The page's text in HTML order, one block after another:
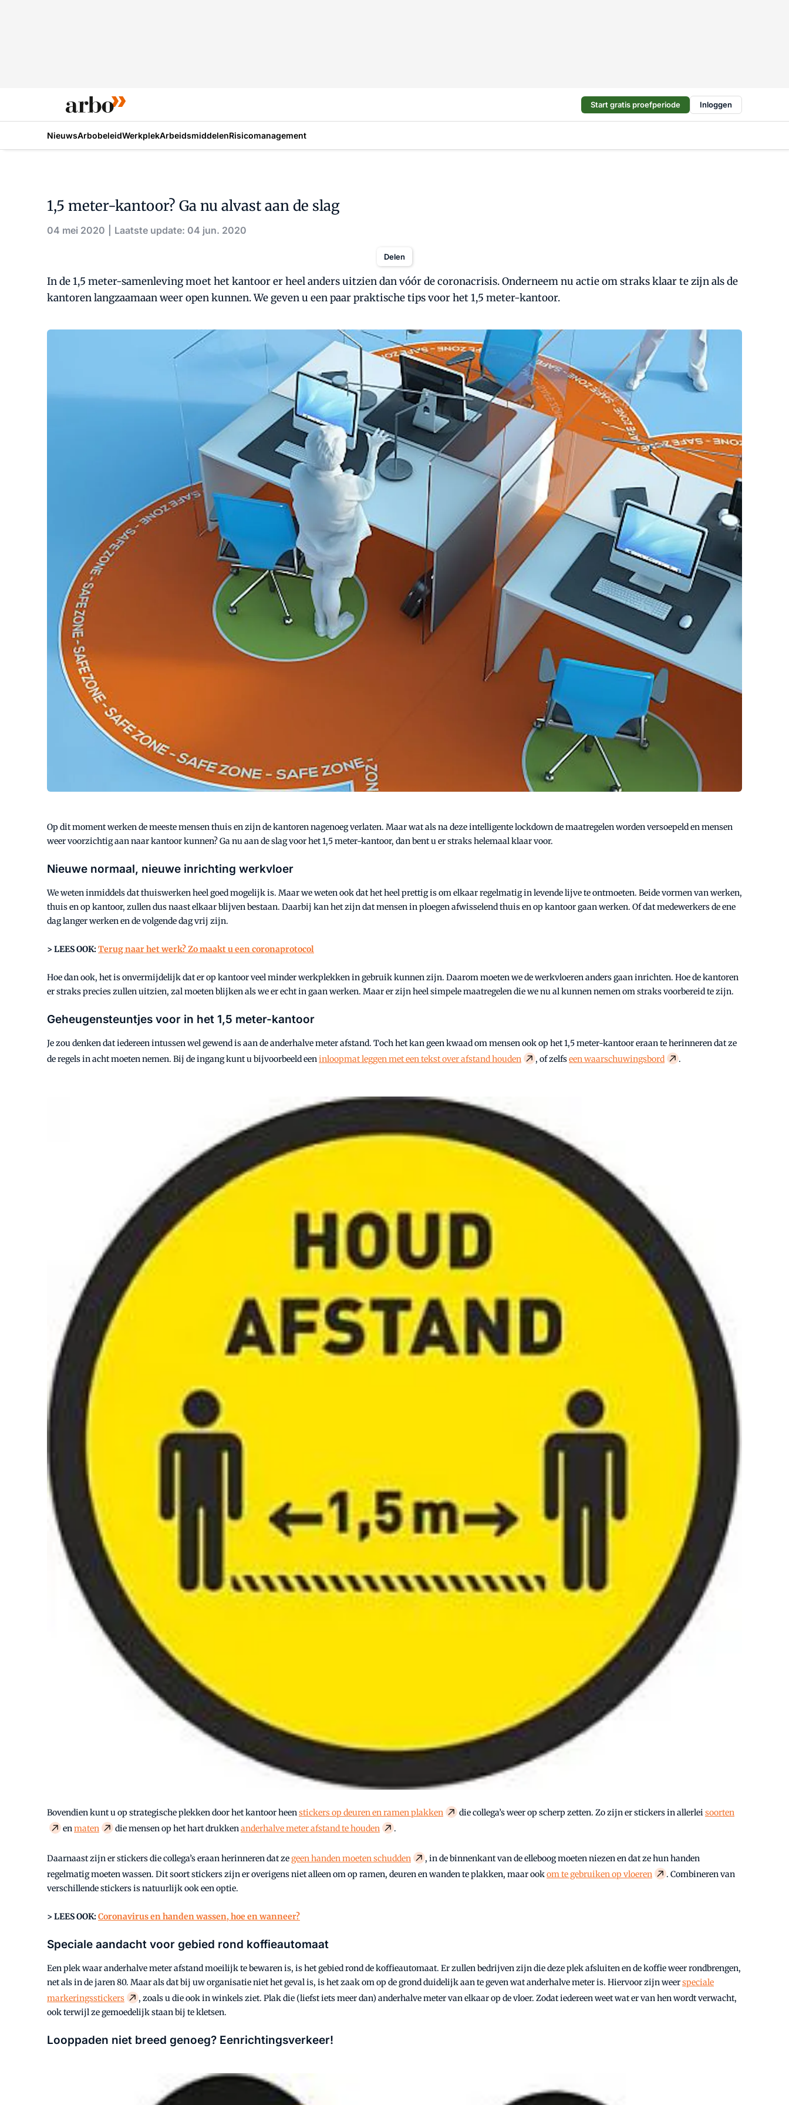
Start gratis proefperiode Inloggen
NieuwsArbobeleidWerkplekArbeidsmiddelenRisicomanagement
1,5 meter-kantoor? Ga nu alvast aan de slag
04 mei 2020 Laatste update: 04 jun. 2020
Delen
In de 1,5 meter-samenleving moet het kantoor er heel anders uitzien dan vóór de coronacrisis. Onderneem nu actie om straks klaar te zijn als de
kantoren langzaamaan weer open kunnen. We geven u een paar praktische tips voor het 1,5 meter-kantoor.
Op dit moment werken de meeste mensen thuis en zijn de kantoren nagenoeg verlaten. Maar wat als na deze intelligente lockdown de maatregelen worden versoepeld en mensen
weer voorzichtig aan naar kantoor kunnen? Ga nu aan de slag voor het 1,5 meter-kantoor, dan bent u er straks helemaal klaar voor.
Nieuwe normaal, nieuwe inrichting werkvloer
We weten inmiddels dat thuiswerken heel goed mogelijk is. Maar we weten ook dat het heel prettig is om elkaar regelmatig in levende lijve te ontmoeten. Beide vormen van werken,
thuis en op kantoor, zullen dus naast elkaar blijven bestaan. Daarbij kan het zijn dat mensen in ploegen afwisselend thuis en op kantoor gaan werken. Of dat medewerkers de ene
dag langer werken en de volgende dag vrij zijn.
> LEES OOK:Terug naar het werk? Zo maakt u een coronaprotocol
Hoe dan ook, het is onvermijdelijk dat er op kantoor veel minder werkplekken in gebruik kunnen zijn. Daarom moeten we de werkvloeren anders gaan inrichten. Hoe de kantoren
er straks precies zullen uitzien, zal moeten blijken als we er echt in gaan werken. Maar er zijn heel simpele maatregelen die we nu al kunnen nemen om straks voorbereid te zijn.
Geheugensteuntjes voor in het 1,5 meter-kantoor
Je zou denken dat iedereen intussen wel gewend is aan de anderhalve meter afstand. Toch het kan geen kwaad om mensen ook op het 1,5 meter-kantoor eraan te herinneren dat ze
de regels in acht moeten nemen. Bij de ingang kunt u bijvoorbeeld eeninloopmat leggen met een tekst over afstand houden , of zelfseen waarschuwingsbord .
Bovendien kunt u op strategische plekken door het kantoor heen stickers op deuren en ramen plakken die collega’s weer op scherp zetten. Zo zijn er stickers in allerlei soorten
en maten die mensen op het hart drukken anderhalve meter afstand te houden .
Daarnaast zijn er stickers die collega’s eraan herinneren dat zegeen handen moeten schudden
, in de binnenkant van de elleboog moeten niezen en dat ze hun handen
regelmatig moeten wassen. Dit soort stickers zijn er overigens niet alleen om op ramen, deuren en wanden te plakken, maar ookom te gebruiken op vloeren
. Combineren van
verschillende stickers is natuurlijk ook een optie.
> LEES OOK:Coronavirus en handen wassen, hoe en wanneer?
Speciale aandacht voor gebied rond koffieautomaat
Een plek waar anderhalve meter afstand moeilijk te bewaren is, is het gebied rond de koffieautomaat. Er zullen bedrijven zijn die deze plek afsluiten en de koffie weer rondbrengen,
net als in de jaren 80. Maar als dat bij uw organisatie niet het geval is, is het zaak om op de grond duidelijk aan te geven wat anderhalve meter is. Hiervoor zijn weerspeciale
markeringsstickers
, zoals u die ook in winkels ziet. Plak die (liefst iets meer dan) anderhalve meter van elkaar op de vloer. Zodat iedereen weet wat er van hen wordt verwacht,
ook terwijl ze gemoedelijk staan bij te kletsen.
Looppaden niet breed genoeg? Eenrichtingsverkeer!